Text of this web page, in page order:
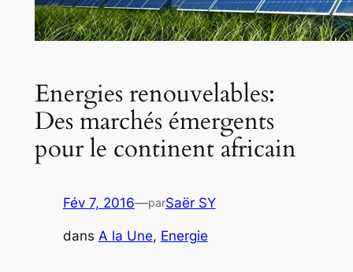
Energies renouvelables:
Des marchés émergents
pour le continent africain
Fév 7, 2016—parSaër SY
dans A la Une, Energie